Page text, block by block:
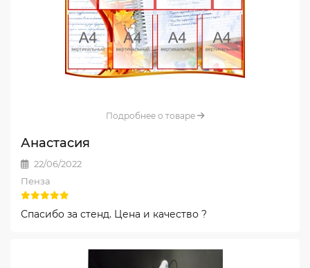
Подробнее о товаре
Анастасия
22/06/2022
Пенза
Спасибо за стенд. Цена и качество ?